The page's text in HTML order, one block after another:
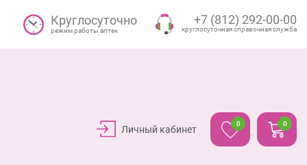
Круглосуточно
режим работы аптек
+7 (812) 292-00-00
круглосуточная справочная служба
Личный кабинет
0 0